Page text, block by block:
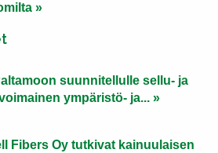
»
suunnitellulle sellu- ja
ympäristö- ja... »
Fibers Oy tutkivat kainuulaisen